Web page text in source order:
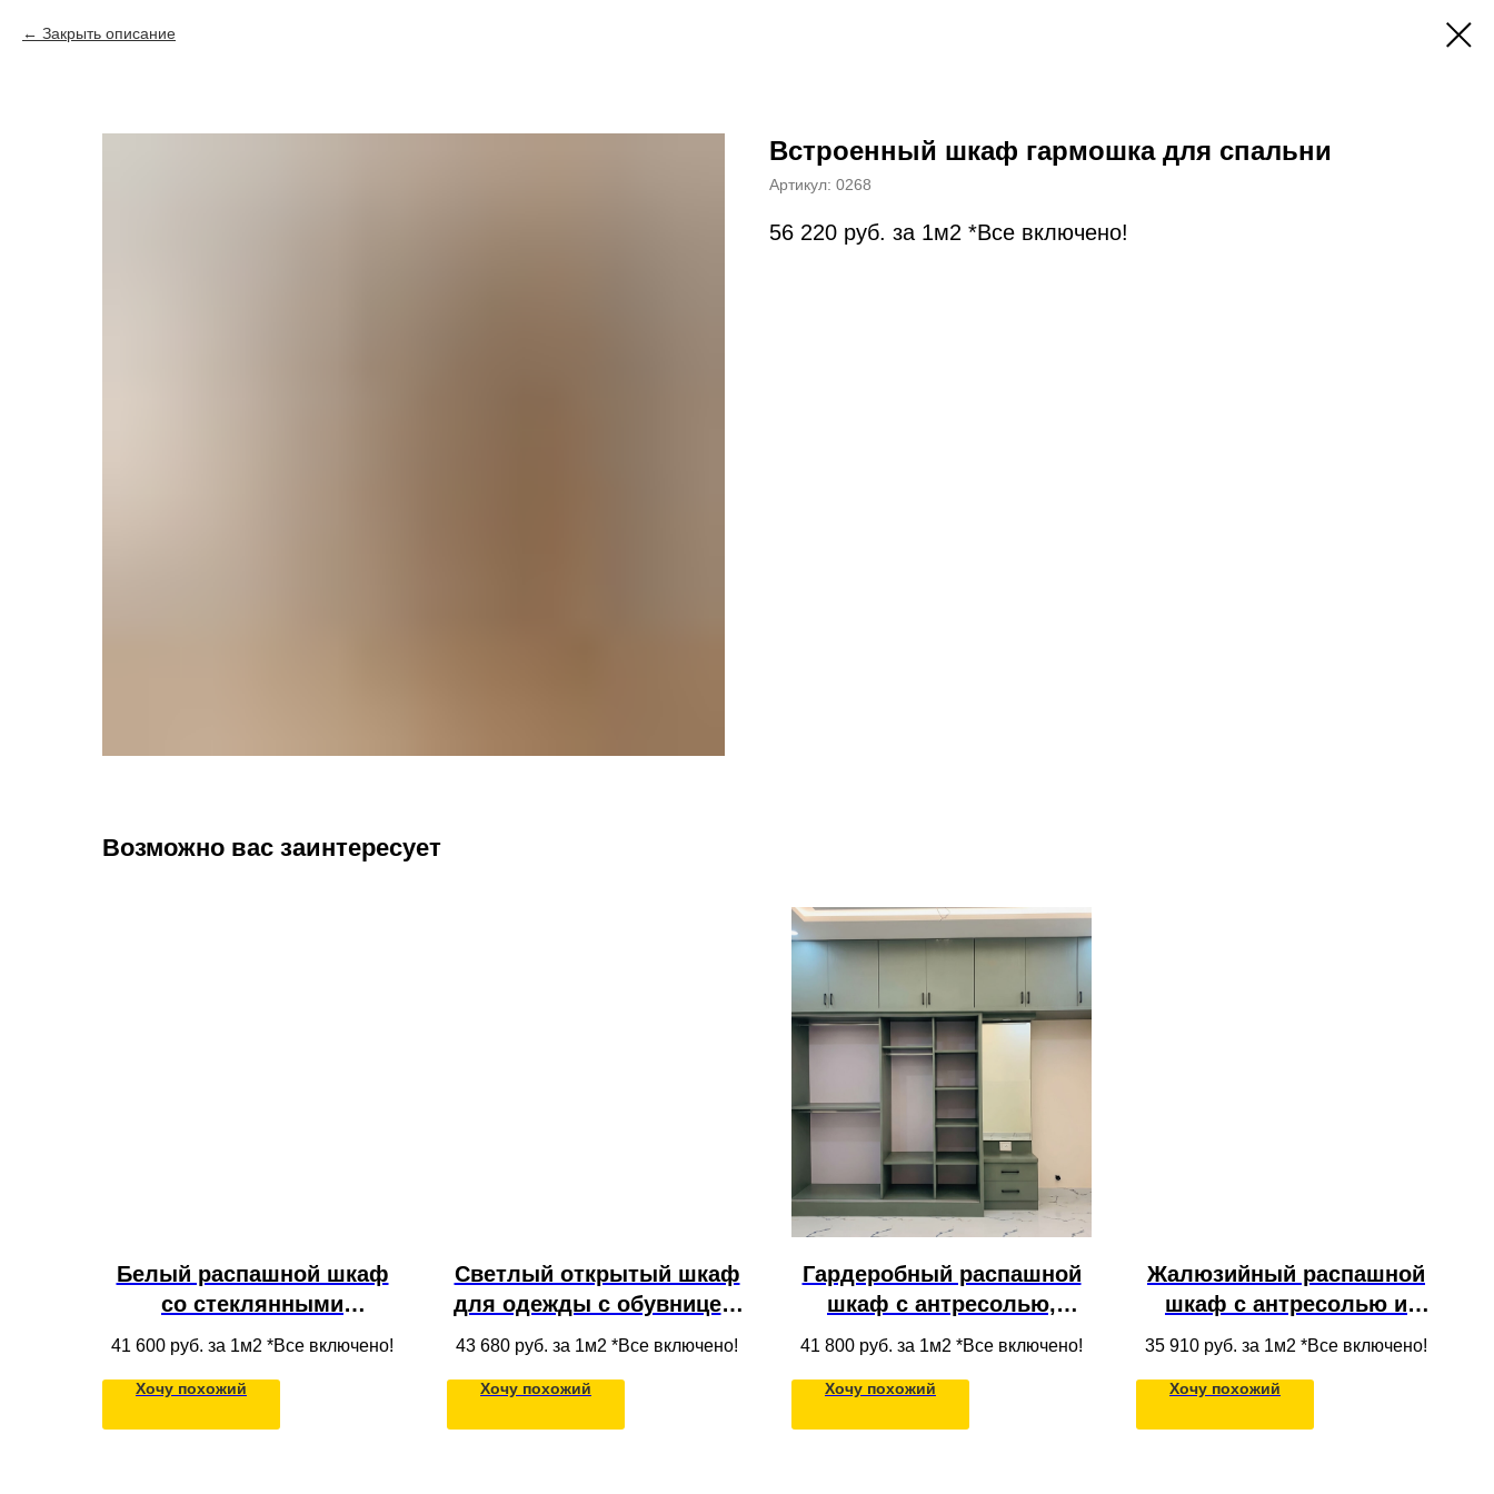
Закрыть описание
Встроенный шкаф гармошка для спальни
Артикул: 0268
56 220 руб. за 1м2 *Все включено!
Возможно вас заинтересует
Белый распашной шкаф
со стеклянными
фасадами с полками,
гостиной под потолок
41 600 руб. за 1м2 *Все включено!
Хочу похожий
Светлый открытый шкаф
для одежды с обувницей,
полками и ящиками из
под потолок
43 680 руб. за 1м2 *Все включено!
Хочу похожий
Гардеробный распашной
шкаф с антресолью,
полками и ящиками для
41 800 руб. за 1м2 *Все включено!
Хочу похожий
Жалюзийный распашной
шкаф с антресолью и
ящиками из МДФ в нишу
современном стиле на
кухню
35 910 руб. за 1м2 *Все включено!
Хочу похожий